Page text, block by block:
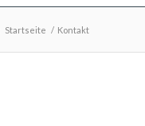
Startseite / Kontakt